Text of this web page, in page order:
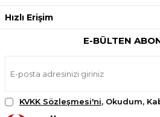
Hızlı Erişim
E-BÜLTEN
KVKK Sözleşmesi'ni, Okudum,